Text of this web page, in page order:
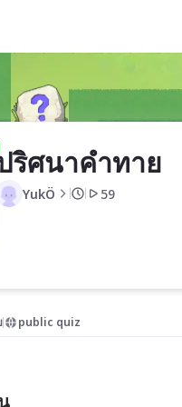
ริศนาคำทาย
YukÖ 59
public quiz